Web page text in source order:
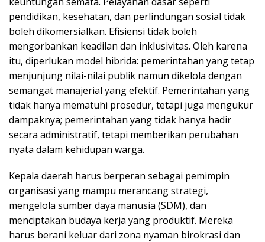
pendidikan, kesehatan, dan perlindungan sosial tidak
boleh dikomersialkan. Efisiensi tidak boleh
mengorbankan keadilan dan inklusivitas. Oleh karena
itu, diperlukan model hibrida: pemerintahan yang tetap
menjunjung nilai-nilai publik namun dikelola dengan
semangat manajerial yang efektif. Pemerintahan yang
tidak hanya mematuhi prosedur, tetapi juga mengukur
dampaknya; pemerintahan yang tidak hanya hadir
secara administratif, tetapi memberikan perubahan
nyata dalam kehidupan warga.
Kepala daerah harus berperan sebagai pemimpin
organisasi yang mampu merancang strategi,
mengelola sumber daya manusia (SDM), dan
menciptakan budaya kerja yang produktif. Mereka
harus berani keluar dari zona nyaman birokrasi dan